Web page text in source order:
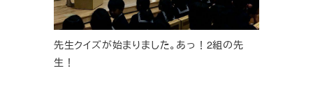
先生クイズが始まりました。あっ！2組の先
生！